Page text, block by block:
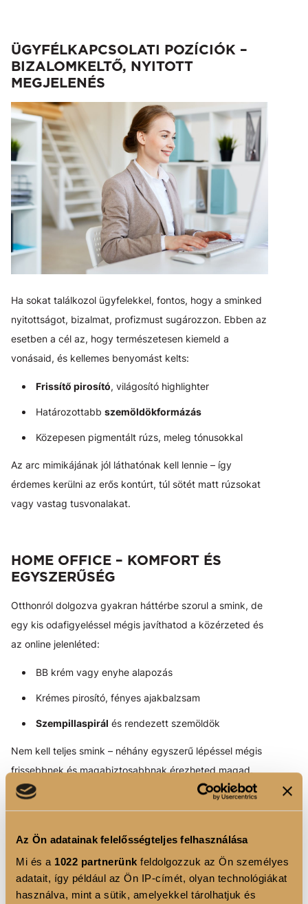
Az Ön adatainak felelősségteljes felhasználása
Mi és a 1022 partnerünk feldolgozzuk az Ön személyes
adatait, így például az Ön IP-címét, olyan technológiákat
használva, mint a sütik, amelyekkel tárolhatjuk és
ÜGYFÉLKAPCSOLATI POZÍCIÓK –
BIZALOMKELTŐ, NYITOTT
MEGJELENÉS
Ha sokat találkozol ügyfelekkel, fontos, hogy a sminked
nyitottságot, bizalmat, profizmust sugározzon. Ebben az
esetben a cél az, hogy természetesen kiemeld a
vonásaid, és kellemes benyomást kelts:
Frissítő pirosító, világosító highlighter
Határozottabb szemöldökformázás
Közepesen pigmentált rúzs, meleg tónusokkal
Az arc mimikájának jól láthatónak kell lennie – így
érdemes kerülni az erős kontúrt, túl sötét matt rúzsokat
vagy vastag tusvonalakat.
HOME OFFICE – KOMFORT ÉS
EGYSZERŰSÉG
Otthonról dolgozva gyakran háttérbe szorul a smink, de
egy kis odafigyeléssel mégis javíthatod a közérzeted és
az online jelenléted:
BB krém vagy enyhe alapozás
Krémes pirosító, fényes ajakbalzsam
Szempillaspirál és rendezett szemöldök
Nem kell teljes smink – néhány egyszerű lépéssel mégis
frissebbnek és magabiztosabbnak érezheted magad,
különösen videóhívások alkalmával.
MAGAS POZÍCIÓ, VEZETŐ SZEREP –
HATÁROZOTTSÁG ÉS ELEGANCIA
Vezetőként megjelenésed különösen nagy figyelmet